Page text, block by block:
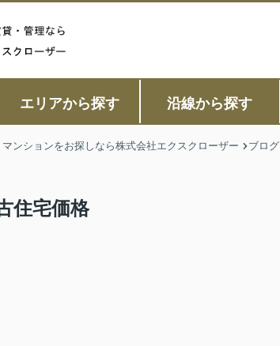
エリアから探す 沿線から探す
ンションをお探しなら株式会社エクスクローザー ブログ
住宅価格